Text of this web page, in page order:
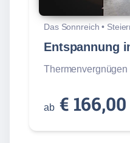
Das Sonnreich •
Entspannung
ab € 166,00